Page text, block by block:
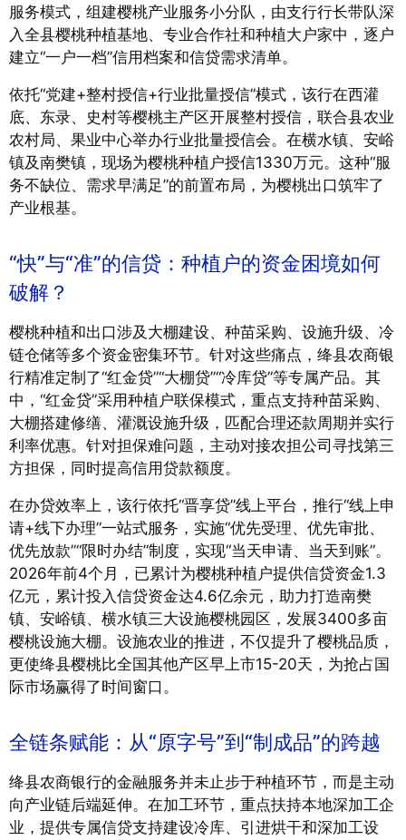
服务模式，组建樱桃产业服务小分队，由支行行长带队深
入全县樱桃种植基地、专业合作社和种植大户家中，逐户
建立“一户一档”信用档案和信贷需求清单。
依托“党建+整村授信+行业批量授信”模式，该行在西灌
底、东录、史村等樱桃主产区开展整村授信，联合县农业
农村局、果业中心举办行业批量授信会。在横水镇、安峪
镇及南樊镇，现场为樱桃种植户授信1330万元。这种“服
务不缺位、需求早满足”的前置布局，为樱桃出口筑牢了
产业根基。
“快”与“准”的信贷：种植户的资金困境如何
破解？
樱桃种植和出口涉及大棚建设、种苗采购、设施升级、冷
链仓储等多个资金密集环节。针对这些痛点，绛县农商银
行精准定制了“红金贷”“大棚贷”“冷库贷”等专属产品。其
中，“红金贷”采用种植户联保模式，重点支持种苗采购、
大棚搭建修缮、灌溉设施升级，匹配合理还款周期并实行
利率优惠。针对担保难问题，主动对接农担公司寻找第三
方担保，同时提高信用贷款额度。
在办贷效率上，该行依托“晋享贷”线上平台，推行“线上申
请+线下办理”一站式服务，实施“优先受理、优先审批、
优先放款”“限时办结”制度，实现“当天申请、当天到账”。
2026年前4个月，已累计为樱桃种植户提供信贷资金1.3
亿元，累计投入信贷资金达4.6亿余元，助力打造南樊
镇、安峪镇、横水镇三大设施樱桃园区，发展3400多亩
樱桃设施大棚。设施农业的推进，不仅提升了樱桃品质，
更使绛县樱桃比全国其他产区早上市15-20天，为抢占国
际市场赢得了时间窗口。
全链条赋能：从“原字号”到“制成品”的跨越
绛县农商银行的金融服务并未止步于种植环节，而是主动
向产业链后端延伸。在加工环节，重点扶持本地深加工企
业，提供专属信贷支持建设冷库、引进烘干和深加工设